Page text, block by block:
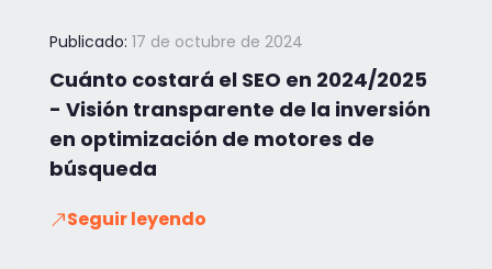
Publicado: 17 de octubre de 2024
Cuánto costará el SEO en 2024/2025
- Visión transparente de la inversión
en optimización de motores de
búsqueda
Seguir leyendo